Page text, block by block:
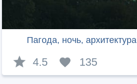
Пагода, ночь,
4.5 135